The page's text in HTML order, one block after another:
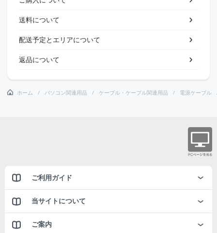
送料について
配送予定とエリアについて
返品について
ホーム パソコン関連用品 ケーブル・ケーブル関連用品 電源ケーブル
ご利用ガイド
当サイトについて
ご案内